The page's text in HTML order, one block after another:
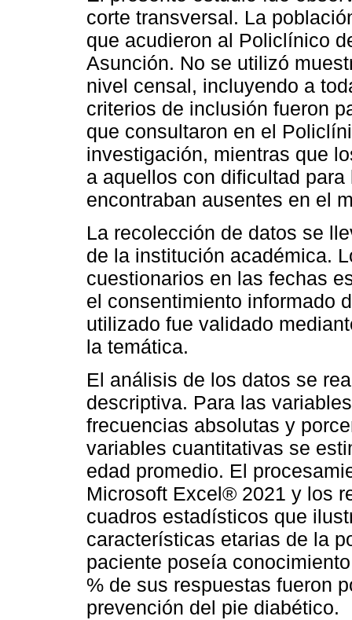
corte transversal. La
que acudieron al Policlínico
Asunción. No se utilizó
nivel censal, incluyendo a
criterios de inclusión fueron
que consultaron en el
investigación, mientras que
a aquellos con dificultad
encontraban ausentes en el
La recolección de datos se
de la institución académica.
cuestionarios en las fechas
el consentimiento informado
utilizado fue validado
la temática.
El análisis de los datos se
descriptiva. Para las
frecuencias absolutas y
variables cuantitativas se
edad promedio. El
Microsoft Excel® 2021 y los
cuadros estadísticos que
características etarias de la
paciente poseía
% de sus respuestas fueron
prevención del pie diabético.